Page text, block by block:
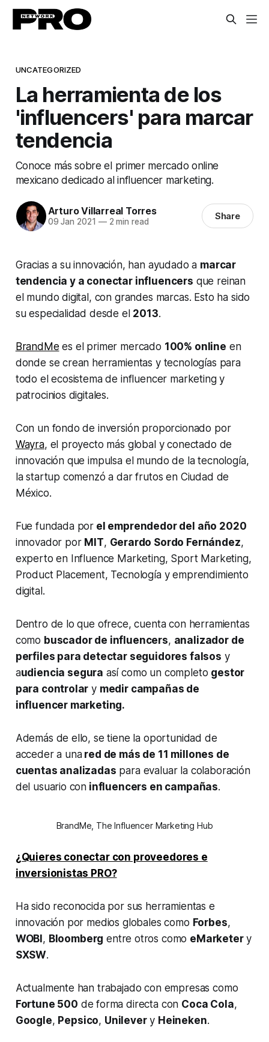
UNCATEGORIZED
La herramienta de los
'influencers' para marcar
tendencia
Conoce más sobre el primer mercado online
mexicano dedicado al influencer marketing.
Arturo Villarreal Torres
09 Jan 2021 —2 min read Share
Gracias a su innovación, han ayudado a marcar
tendencia y a conectar influencers que reinan
el mundo digital, con grandes marcas. Esto ha sido
su especialidad desde el 2013.
BrandMe es el primer mercado 100% online en
donde se crean herramientas y tecnologías para
todo el ecosistema de influencer marketing y
patrocinios digitales.
Con un fondo de inversión proporcionado por
Wayra, el proyecto más global y conectado de
innovación que impulsa el mundo de la tecnología,
la startup comenzó a dar frutos en Ciudad de
México.
Fue fundada por el emprendedor del año 2020
innovador por MIT, Gerardo Sordo Fernández,
experto en Influence Marketing, Sport Marketing,
Product Placement, Tecnología y emprendimiento
digital.
Dentro de lo que ofrece, cuenta con herramientas
como buscador de influencers, analizador de
perfiles para detectar seguidores falsos y
audiencia segura así como un completo gestor
para controlar y medir campañas de
influencer marketing.
Además de ello, se tiene la oportunidad de
acceder a unared de más de 11 millones de
cuentas analizadas para evaluar la colaboración
del usuario con influencers en campañas.
BrandMe, The Influencer Marketing Hub
¿Quieres conectar con proveedores e
inversionistas PRO?
Ha sido reconocida por sus herramientas e
innovación por medios globales como Forbes,
WOBI, Bloomberg entre otros como eMarketery
SXSW.
Actualmente han trabajado con empresas como
Fortune 500 de forma directa con Coca Cola,
Google, Pepsico, Unilevery Heineken.